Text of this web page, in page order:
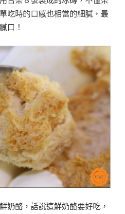
吃時的口感也相當的細膩，最
口！
奶酪，話說這鮮奶酪要好吃，